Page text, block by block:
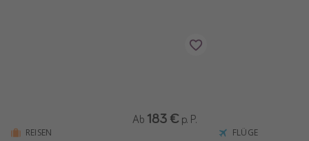
REISEN
Ab 183 € p. P.
FLÜGE